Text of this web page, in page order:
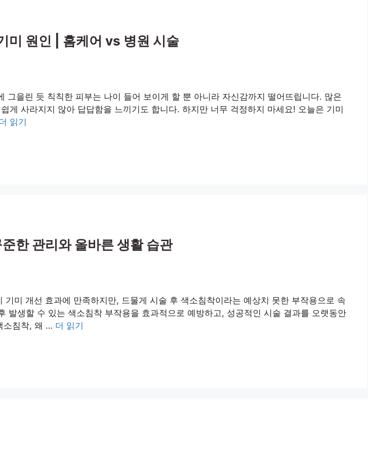
미 원인 | 홈케어 vs 병원 시술
그을린 듯 칙칙한 피부는 나이 들어 보이게 할 뿐 아니라 자신감까지 떨어뜨립니다. 많은
게 사라지지 않아 답답함을 느끼기도 합니다. 하지만 너무 걱정하지 마세요! 오늘은 기미
읽기
한 관리와 올바른 생활 습관
미 개선 효과에 만족하지만, 드물게 시술 후 색소침착이라는 예상치 못한 부작용으로 속
생할 수 있는 색소침착 부작용을 효과적으로 예방하고, 성공적인 시술 결과를 오랫동안
소침착, 왜 … 더 읽기